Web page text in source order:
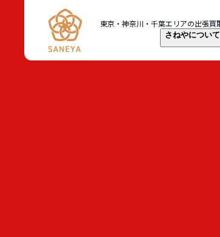
東京・神奈川・千葉エリアの出張買
さねやについて